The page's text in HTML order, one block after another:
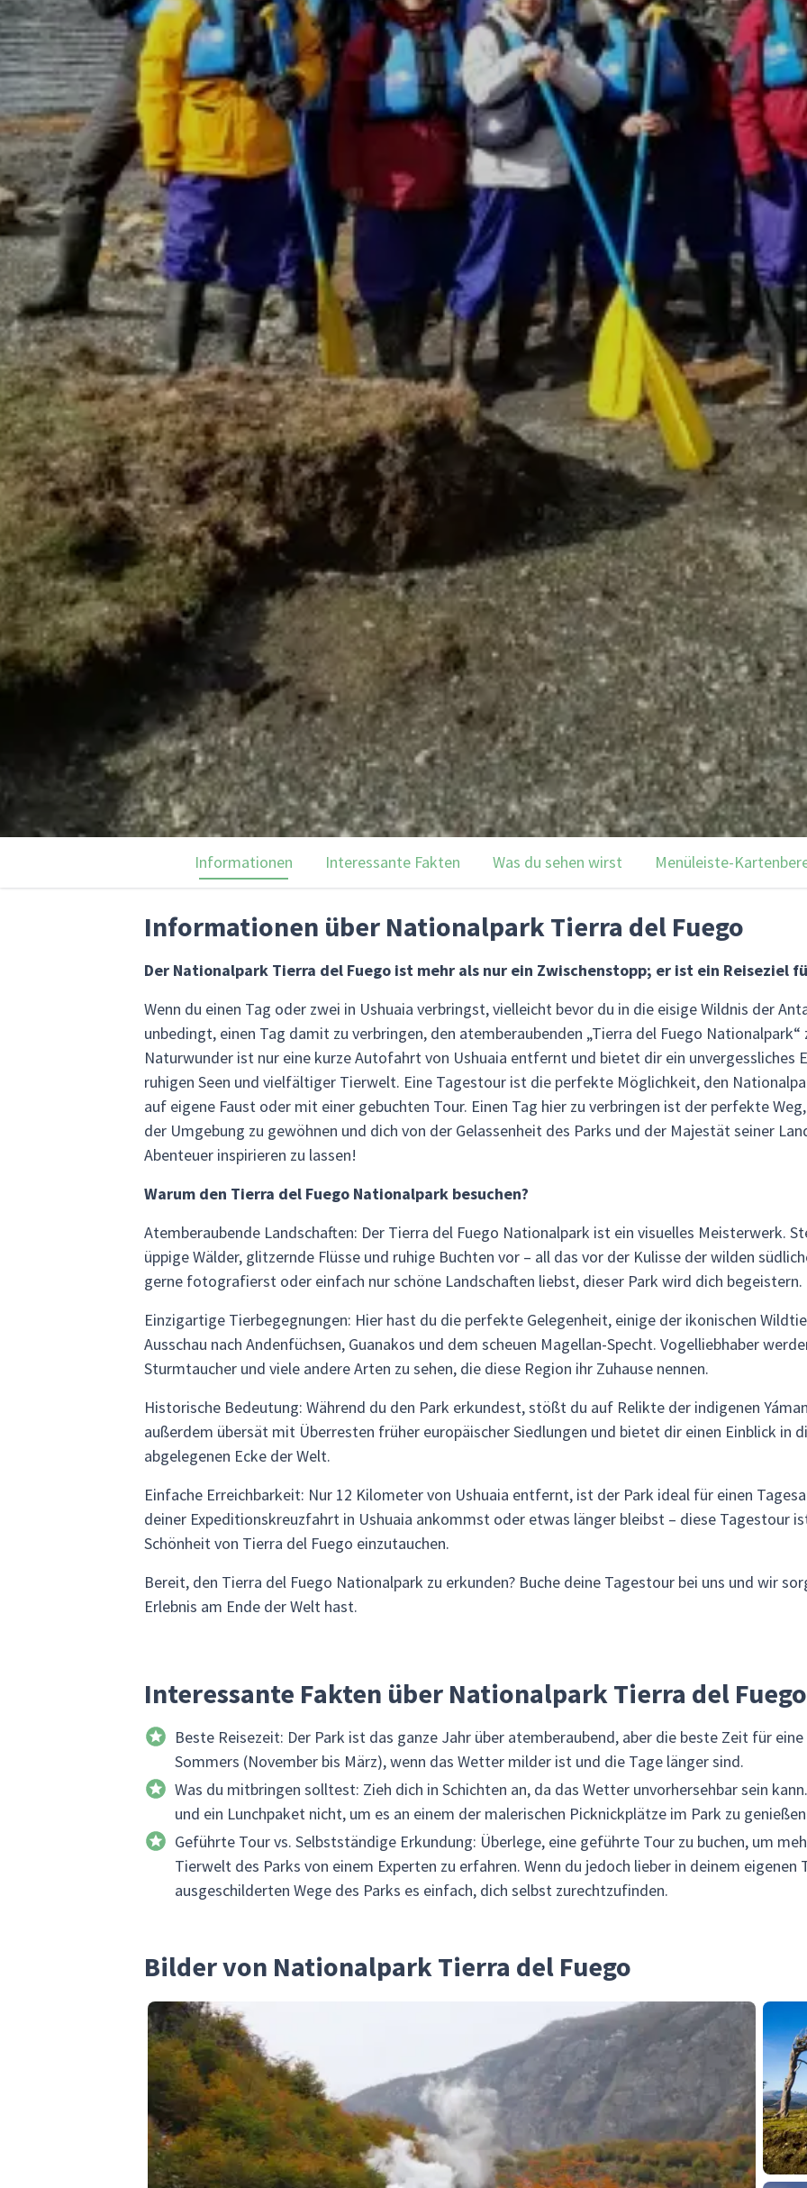
Informationen Interessante Fakten Was du sehen wirst Menüleiste-
Informationen über Nationalpark Tierra del Fuego
Der Nationalpark Tierra del Fuego ist mehr als nur ein Zwischenstopp; er ist ein Reiseziel
Wenn du einen Tag oder zwei in Ushuaia verbringst, vielleicht bevor du in die eisige Wildnis der
unbedingt, einen Tag damit zu verbringen, den atemberaubenden „Tierra del Fuego
Naturwunder ist nur eine kurze Autofahrt von Ushuaia entfernt und bietet dir ein unvergessliches
ruhigen Seen und vielfältiger Tierwelt. Eine Tagestour ist die perfekte Möglichkeit, den
auf eigene Faust oder mit einer gebuchten Tour. Einen Tag hier zu verbringen ist der perfekte
der Umgebung zu gewöhnen und dich von der Gelassenheit des Parks und der Majestät seiner
Abenteuer inspirieren zu lassen!
Warum den Tierra del Fuego Nationalpark besuchen?
Atemberaubende Landschaften: Der Tierra del Fuego Nationalpark ist ein visuelles Meisterwerk.
üppige Wälder, glitzernde Flüsse und ruhige Buchten vor – all das vor der Kulisse der wilden
gerne fotografierst oder einfach nur schöne Landschaften liebst, dieser Park wird dich begeistern.
Einzigartige Tierbegegnungen: Hier hast du die perfekte Gelegenheit, einige der ikonischen
Ausschau nach Andenfüchsen, Guanakos und dem scheuen Magellan-Specht. Vogelliebhaber
Sturmtaucher und viele andere Arten zu sehen, die diese Region ihr Zuhause nennen.
Historische Bedeutung: Während du den Park erkundest, stößt du auf Relikte der indigenen
außerdem übersät mit Überresten früher europäischer Siedlungen und bietet dir einen Einblick in
abgelegenen Ecke der Welt.
Einfache Erreichbarkeit: Nur 12 Kilometer von Ushuaia entfernt, ist der Park ideal für einen
deiner Expeditionskreuzfahrt in Ushuaia ankommst oder etwas länger bleibst – diese Tagestour
Schönheit von Tierra del Fuego einzutauchen.
Bereit, den Tierra del Fuego Nationalpark zu erkunden? Buche deine Tagestour bei uns und wir
Erlebnis am Ende der Welt hast.
Interessante Fakten über Nationalpark Tierra del Fuego
Beste Reisezeit: Der Park ist das ganze Jahr über atemberaubend, aber die beste Zeit für
Sommers (November bis März), wenn das Wetter milder ist und die Tage länger sind.
Was du mitbringen solltest: Zieh dich in Schichten an, da das Wetter unvorhersehbar sein
und ein Lunchpaket nicht, um es an einem der malerischen Picknickplätze im Park zu
Geführte Tour vs. Selbstständige Erkundung: Überlege, eine geführte Tour zu buchen, um
Tierwelt des Parks von einem Experten zu erfahren. Wenn du jedoch lieber in deinem
ausgeschilderten Wege des Parks es einfach, dich selbst zurechtzufinden.
Bilder von Nationalpark Tierra del Fuego